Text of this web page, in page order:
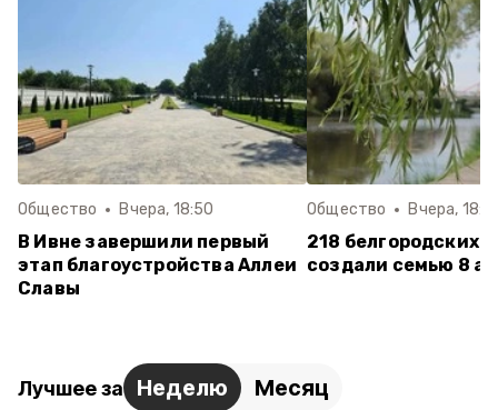
Общество Вчера, 18:50
В Ивне завершили первый
этап благоустройства Аллеи
Славы
Общество Вчера,
218 белгородских
создали семью 8
Лучшее за Неделю Месяц